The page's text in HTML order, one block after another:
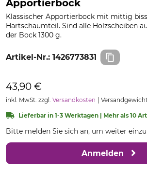
Apportierbock
Klassischer Apportierbock mit mittig
Hartschaumteil. Sind alle Holzscheiben
der Bock 1300 g.
Artikel-Nr.: 1426773831
43,90 €
inkl. MwSt. zzgl. Versandkosten
Lieferbar in 1-3 Werktagen | Mehr als 10
Bitte melden Sie sich an, um weiter
Anmelden